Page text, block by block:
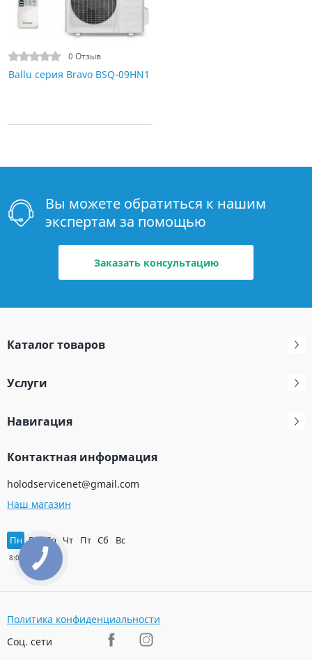
0 Отзыв
Ballu серия Bravo BSQ-09HN1
Вы можете обратиться к нашим
экспертам за помощью
Заказать консультацию
Каталог товаров
Услуги
Навигация
Контактная информация
holodservicenet@gmail.com
Наш магазин
Пн Вт Ср Чт Пт Сб Вс
Политика конфиденциальности
Соц. сети